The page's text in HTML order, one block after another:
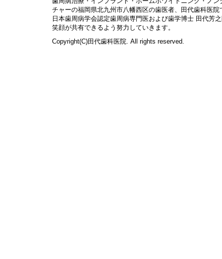
チャーの福岡県北九州市八幡西区の歯医者、田代歯科医院
日本歯周病学会認定歯周病専門医および歯学博士 田代芳
笑顔が共有できるよう努力していきます。
Copyright(C)田代歯科医院. All rights reserved.